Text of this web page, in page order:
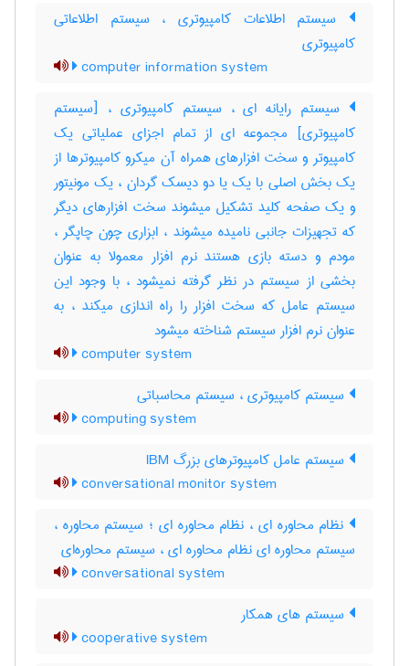
سیستم اطلاعات کامپیوتری ، سیستم اطلاعاتی
کامپیوتری
computer information system
سیستم رایانه ای ، سیستم کامپیوتری ، [سیستم
کامپیوتری] مجموعه ای از تمام اجزای عملیاتی یک
کامپیوتر و سخت افزارهای همراه آن میکرو کامپیوترها از
یک بخش اصلی با یک یا دو دیسک گردان ، یک مونیتور
و یک صفحه کلید تشکیل میشوند سخت افزارهای دیگر
که تجهیزات جانبی نامیده میشوند ، ابزاری چون چاپگر ،
مودم و دسته بازی هستند نرم افزار معمولا به عنوان
بخشی از سیستم در نظر گرفته نمیشود ، با وجود این
سیستم عامل که سخت افزار را راه اندازی میکند ، به
عنوان نرم افزار سیستم شناخته میشود
computer system
سیستم کامپیوتری ، سیستم محاسباتی
computing system
سیستم عامل کامپیوترهای بزرگ IBM
conversational monitor system
نظام محاوره ای ، نظام محاوره ای ؛ سیستم محاوره ،
سیستم محاوره ای نظام محاوره ای ، سیستم محاوره‌ای
conversational system
سیستم های همکار
cooperative system